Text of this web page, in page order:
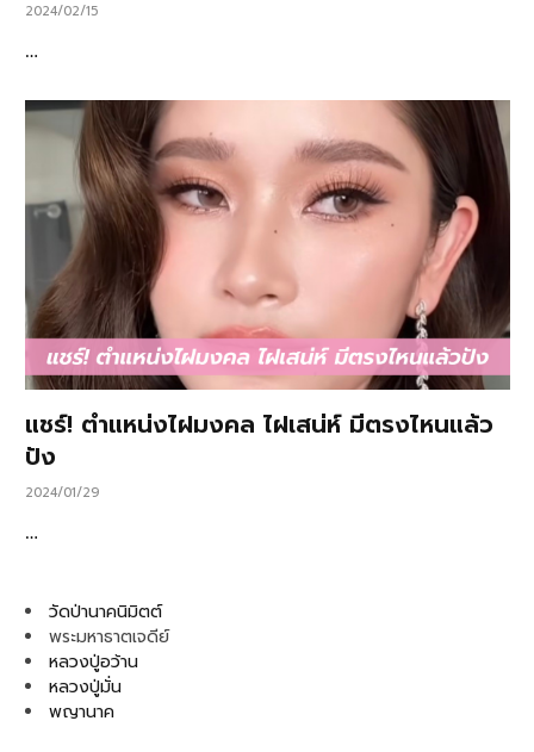
2024/02/15
…
แชร์! ตำแหน่งไฝมงคล ไฝเสน่ห์ มีตรงไหนแล้ว
ปัง
2024/01/29
…
วัดป่านาคนิมิตต์
พระมหาธาตเจดีย์
หลวงปู่อว้าน
หลวงปู่มั่น
พญานาค